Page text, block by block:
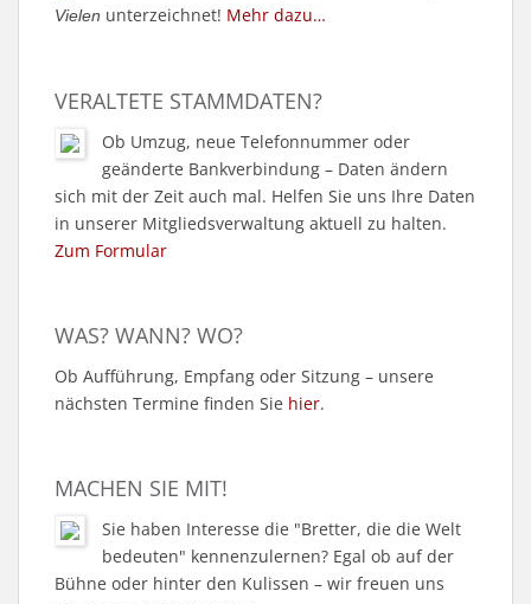
Vielen unterzeichnet! Mehr dazu…
VERALTETE STAMMDATEN?
Ob Umzug, neue Telefonnummer oder
geänderte Bankverbindung – Daten ändern
sich mit der Zeit auch mal. Helfen Sie uns Ihre Daten
in unserer Mitgliedsverwaltung aktuell zu halten.
Zum Formular
WAS? WANN? WO?
Ob Aufführung, Empfang oder Sitzung – unsere
nächsten Termine finden Sie hier.
MACHEN SIE MIT!
Sie haben Interesse die "Bretter, die die Welt
bedeuten" kennenzulernen? Egal ob auf der
Bühne oder hinter den Kulissen – wir freuen uns